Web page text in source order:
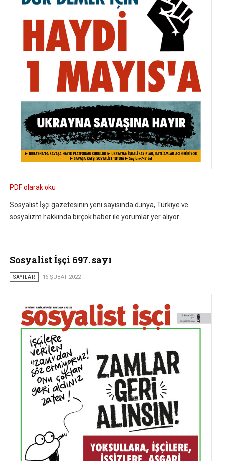
PDF olarak oku
Sosyalist İşçi gazetesinin yeni sayısında dünya, Türkiye ve
sosyalizm hakkında birçok haber ile yorumlar yer alıyor.
Sosyalist İşçi 697. sayı
SAYILAR 16 ŞUBAT 2022